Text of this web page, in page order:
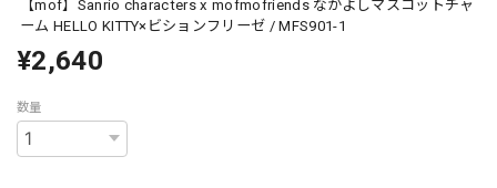
【mof】Sanrio characters x mofmofriends なかよしマスコットチャ
ーム HELLO KITTY×ビションフリーゼ / MFS901-1
¥2,640
数量